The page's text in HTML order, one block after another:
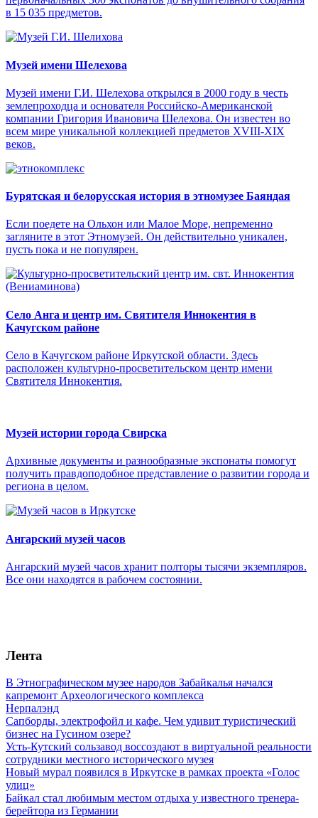
в 15 035 предметов.
Музей имени Шелехова
Музей имени Г.И. Шелехова открылся в 2000 году в честь
землепроходца и основателя Российско-Американской
компании Григория Ивановича Шелехова. Он известен во
всем мире уникальной коллекцией предметов XVIII-XIX
веков.
Бурятская и белорусская история в этномузее Баяндая
Если поедете на Ольхон или Малое Море, непременно
загляните в этот Этномузей. Он действительно уникален,
пусть пока и не популярен.
Село Анга и центр им. Святителя Иннокентия в
Качугском районе
Село в Качугском районе Иркутской области. Здесь
расположен культурно-просветительском центр имени
Святителя Иннокентия.
Музей истории города Свирска
Архивные документы и разнообразные экспонаты помогут
получить правдоподобное представление о развитии города и
региона в целом.
Ангарский музей часов
Ангарский музей часов хранит полторы тысячи экземпляров.
Все они находятся в рабочем состоянии.
Лента
В Этнографическом музее народов Забайкалья начался
капремонт Археологического комплекса
Нерпалэнд
Сапборды, электрофойл и кафе. Чем удивит туристический
бизнес на Гусином озере?
Усть-Кутский сользавод воссоздают в виртуальной реальности
сотрудники местного исторического музея
Новый мурал появился в Иркутске в рамках проекта «Голос
улиц»
Байкал стал любимым местом отдыха у известного тренера-
берейтора из Германии